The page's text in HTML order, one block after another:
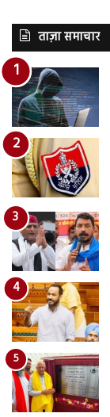
ताज़ा समाचार